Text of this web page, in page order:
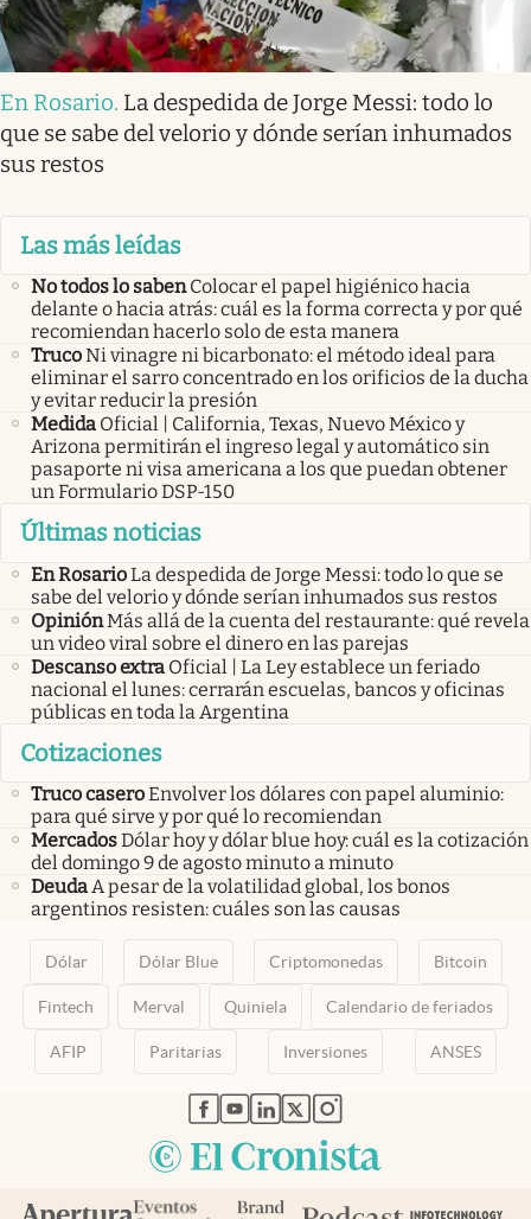
En Rosario. La despedida de Jorge Messi: todo lo
que se sabe del velorio y dónde serían inhumados
sus restos
Las más leídas
No todos lo saben Colocar el papel higiénico hacia
delante o hacia atrás: cuál es la forma correcta y por qué
recomiendan hacerlo solo de esta manera
TrucoNi vinagre ni bicarbonato: el método ideal para
eliminar el sarro concentrado en los orificios de la ducha
y evitar reducir la presión
Medida Oficial | California, Texas, Nuevo México y
Arizona permitirán el ingreso legal y automático sin
pasaporte ni visa americana a los que puedan obtener
un Formulario DSP-150
Últimas noticias
En RosarioLa despedida de Jorge Messi: todo lo que se
sabe del velorio y dónde serían inhumados sus restos
OpiniónMás allá de la cuenta del restaurante: qué revela
un video viral sobre el dinero en las parejas
Descanso extra Oficial | La Ley establece un feriado
nacional el lunes: cerrarán escuelas, bancos y oficinas
públicas en toda la Argentina
Cotizaciones
Truco caseroEnvolver los dólares con papel aluminio:
para qué sirve y por qué lo recomiendan
MercadosDólar hoy y dólar blue hoy: cuál es la cotización
del domingo 9 de agosto minuto a minuto
DeudaA pesar de la volatilidad global, los bonos
argentinos resisten: cuáles son las causas
Dólar Dólar Blue Criptomonedas Bitcoin
Fintech Merval Quiniela Calendario de feriados
AFIP Paritarias Inversiones ANSES
abre en nueva pestaña
abre en nueva pestaña
abre en nueva pestaña
abre en nueva pestaña
abre en nueva pestaña